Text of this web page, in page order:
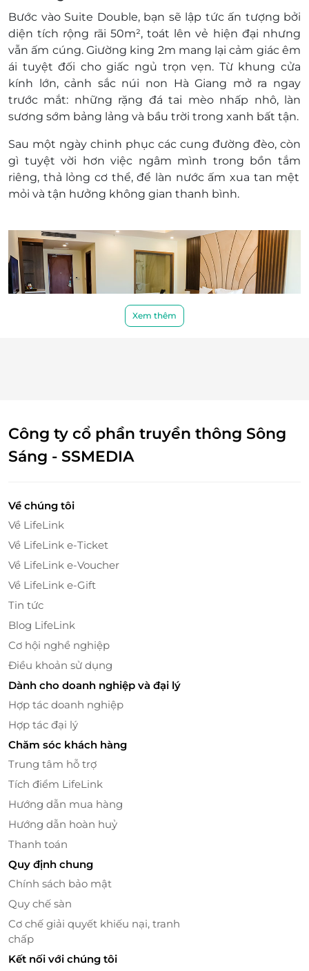
thành tiền mặt, không trả lại tiền thừa
Không áp dụng đồng thời với chương trình
khuyến mại khác.
Bước vào Suite Double, bạn sẽ lập tức ấn tượng bởi
diện tích rộng rãi 50m², toát lên vẻ hiện đại nhưng
vẫn ấm cúng. Giường king 2m mang lại cảm giác êm
ái tuyệt đối cho giấc ngủ trọn vẹn. Từ khung cửa
kính lớn, cảnh sắc núi non Hà Giang mở ra ngay
trước mắt: những rặng đá tai mèo nhấp nhô, làn
sương sớm bảng lảng và bầu trời trong xanh bất tận.
Sau một ngày chinh phục các cung đường đèo, còn
gì tuyệt vời hơn việc ngâm mình trong bồn tắm
riêng, thả lỏng cơ thể, để làn nước ấm xua tan mệt
mỏi và tận hưởng không gian thanh bình.
Tiện ích & dịch vụ khách sạn chuẩn 4 sao
Hồ bơi ngoài trời theo mùa, phòng gym hiện đại,
nhà hàng & bar.
phí).
Bãi đỗ xe miễn phí rộng rãi, phù hợp cho cả xe
khách và ô tô cá nhân.
Đội ngũ nhân viên tận tâm, hỗ trợ đặt phòng,
dọn phòng, tư vấn tour du lịch hàng ngày.
Từ khách sạn, bạn dễ dàng di chuyển đến:
Đèo Mã Pí Lèng– cung đường hùng vĩ.
Cao nguyên đá Đồng Văn
Chỉ200m đến cột mốc số 0
Xem thêm
Công ty cổ phần truyền thông Sông
Sáng - SSMEDIA
Về chúng tôi
Về LifeLink
Về LifeLink e-Ticket
Về LifeLink e-Voucher
Về LifeLink e-Gift
Tin tức
Blog LifeLink
Cơ hội nghề nghiệp
Điều khoản sử dụng
Dành cho doanh nghiệp và đại lý
Hợp tác doanh nghiệp
Hợp tác đại lý
Chăm sóc khách hàng
Trung tâm hỗ trợ
Tích điểm LifeLink
Hướng dẫn mua hàng
Hướng dẫn hoàn huỷ
Thanh toán
Quy định chung
Chính sách bảo mật
Quy chế sàn
Cơ chế giải quyết khiếu nại, tranh
chấp
Kết nối với chúng tôi